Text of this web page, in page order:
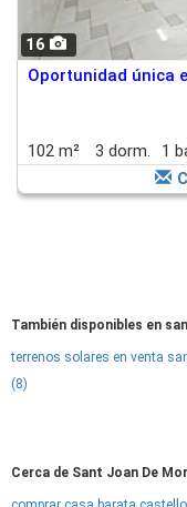
16
Oportunidad única
102 m² 3 dorm. 1
También disponibles en
terrenos solares en venta
(8)
Cerca de Sant Joan De